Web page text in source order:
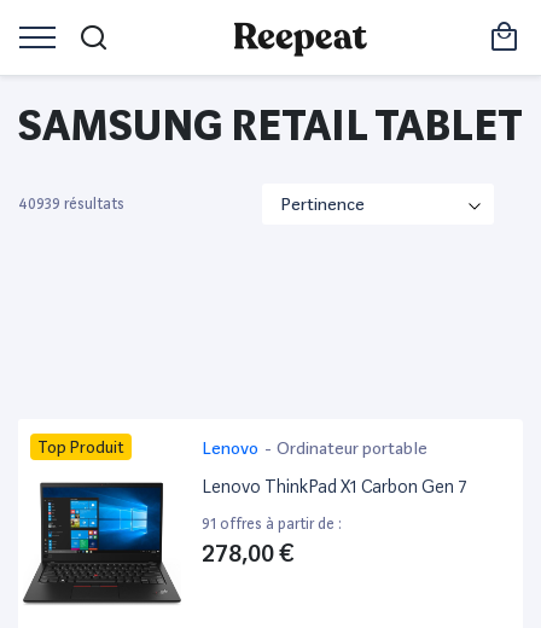
SAMSUNG RETAIL TABLET
40939 résultats
Top Produit Lenovo - Ordinateur portable
Lenovo ThinkPad X1 Carbon Gen 7
91 offres à partir de :
278,00 €